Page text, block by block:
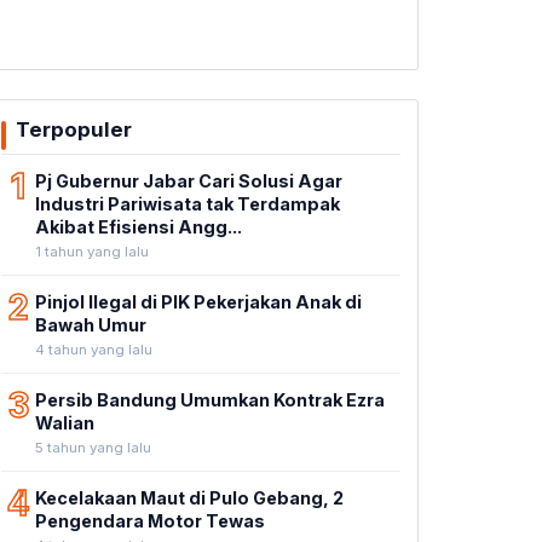
Terpopuler
1 Pj Gubernur Jabar Cari Solusi Agar
Industri Pariwisata tak Terdampak
Akibat Efisiensi Angg...
1 tahun yang lalu
2 Pinjol Ilegal di PIK Pekerjakan Anak di
Bawah Umur
4 tahun yang lalu
3 Persib Bandung Umumkan Kontrak Ezra
Walian
5 tahun yang lalu
4 Kecelakaan Maut di Pulo Gebang, 2
Pengendara Motor Tewas